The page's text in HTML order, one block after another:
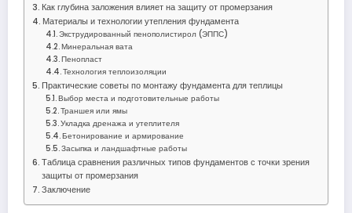
Как глубина заложения влияет на защиту от промерзания
Материалы и технологии утепления фундамента
Экструдированный пенополистирол (ЭППС)
Минеральная вата
Пенопласт
Технология теплоизоляции
Практические советы по монтажу фундамента для теплицы
Выбор места и подготовительные работы
Траншея или ямы
Укладка дренажа и утеплителя
Бетонирование и армирование
Засыпка и ландшафтные работы
Таблица сравнения различных типов фундаментов с точки зрения
защиты от промерзания
Заключение